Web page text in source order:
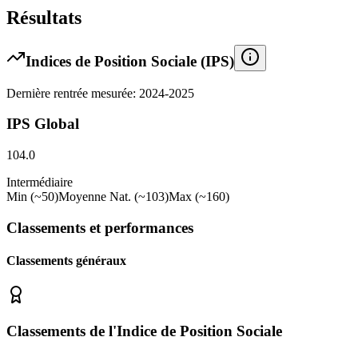
Résultats
Indices de Position Sociale (IPS)
Dernière rentrée mesurée: 2024-2025
IPS Global
104.0
Intermédiaire
Min (~50)Moyenne Nat. (~103)Max (~160)
Classements et performances
Classements généraux
Classements de l'Indice de Position Sociale